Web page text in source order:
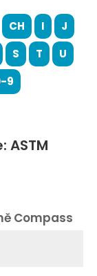
CH I
J
S T
U
9
ASTM
Compass